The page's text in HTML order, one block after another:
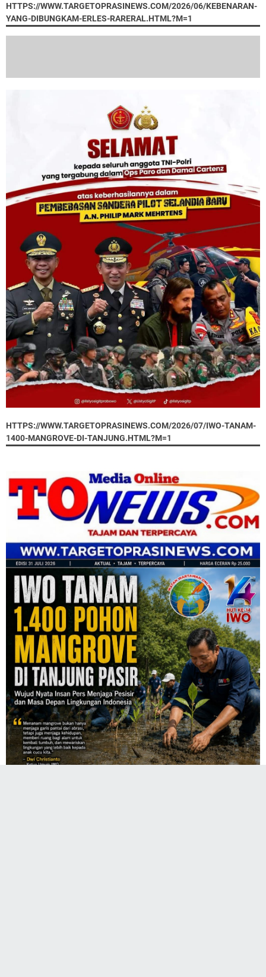
HTTPS://WWW.TARGETOPRASINEWS.COM/2026/06/KEBENARAN-
YANG-DIBUNGKAM-ERLES-RARERAL.HTML?M=1
HTTPS://WWW.TARGETOPRASINEWS.COM/2026/07/IWO-TANAM-
1400-MANGROVE-DI-TANJUNG.HTML?M=1